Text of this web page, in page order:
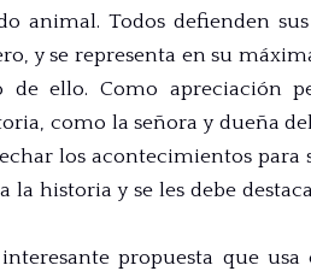
animal. Todos defienden
y se representa en su
ello. Como apreciación
como la señora y dueña
los acontecimientos para
historia y se les debe
propuesta que